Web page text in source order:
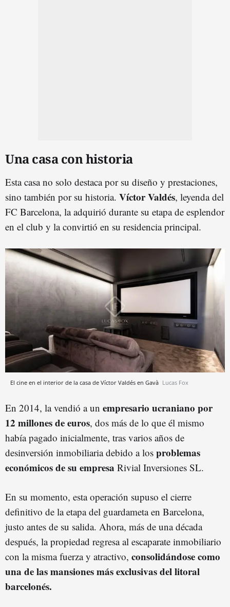
Una casa con historia
Esta casa no solo destaca por su diseño y prestaciones,
sino también por su historia. Víctor Valdés, leyenda del
FC Barcelona, la adquirió durante su etapa de esplendor
en el club y la convirtió en su residencia principal.
El cine en el interior de la casa de Víctor Valdés en Gavà Lucas Fox
En 2014, la vendió a un empresario ucraniano por
12 millones de euros, dos más de lo que él mismo
había pagado inicialmente, tras varios años de
desinversión inmobiliaria debido a los problemas
económicos de su empresa Rivial Inversiones SL.
En su momento, esta operación supuso el cierre
definitivo de la etapa del guardameta en Barcelona,
justo antes de su salida. Ahora, más de una década
después, la propiedad regresa al escaparate inmobiliario
con la misma fuerza y atractivo, consolidándose como
una de las mansiones más exclusivas del litoral
barcelonés.